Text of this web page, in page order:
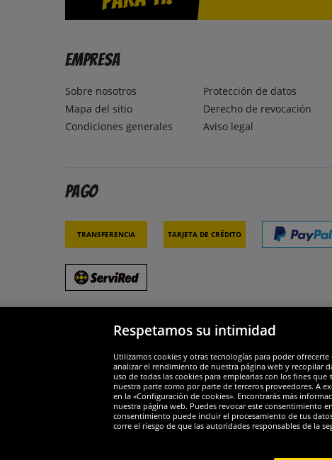
Empresa
Sobre nosotros
Mapa del sitio
Condiciones generales
Protección de datos
Derecho de revocación
Aviso legal
Pago
Transferencia Tarjeta de crédito
Widerruf
Respetamos su intimidad
Utilizamos cookies y otras tecnologías para poder
analizar el rendimiento de nuestra página web y recopilar
uso de todas las cookies para emplearlas con los fines
nuestra parte como por parte de terceros proveedores. A
en la «Configuración de cookies». Encontrarás más
nuestra página web. Puedes revocar este consentimiento
consentimiento puede incluir el procesamiento de tus
corre el riesgo de que las autoridades responsables de la